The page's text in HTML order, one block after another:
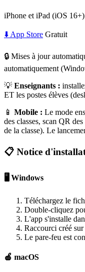
iPhone et iPad (iOS 16+)
⬇️ App Store Gratuit
🔒 Mises à jour
automatiquement
💡 Enseignants :
ET les postes élèves
📱 Mobile : Le mode
des classes, scan QR
de la classe). Le
📋 Notice
🖥️ Windows
Téléchargez le
Double-cliquez
L'app s'installe
Raccourci créé
Le pare-feu est
🍎 macOS